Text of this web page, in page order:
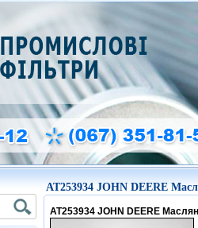
AT253934 JOHN DEERE
AT253934 JOHN DEERE